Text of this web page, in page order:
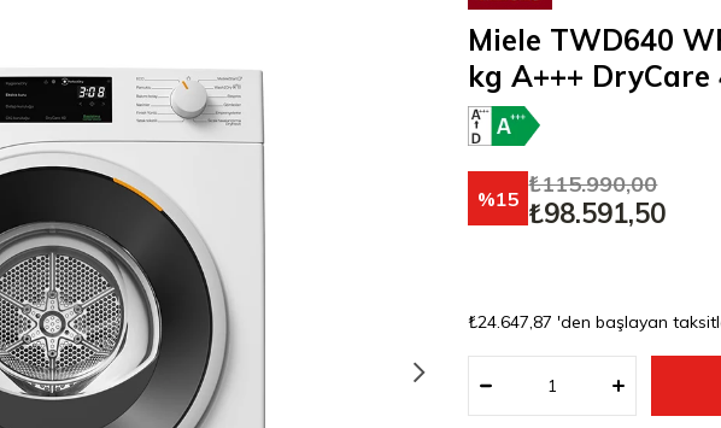
Miele TWD640
kg A+++ DryCare
15
₺115.990,00
₺98.591,50
₺24.647,87 'den başlayan